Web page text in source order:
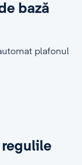
bază
plafonul
regulile